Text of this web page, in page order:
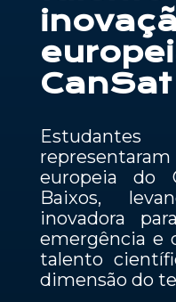
CanSat
europeia do
Baixos,
inovadora
emergência e
talento
dimensão do